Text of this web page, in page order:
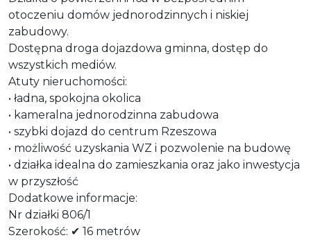
otoczeniu domów jednorodzinnych i niskiej
zabudowy.
Dostępna droga dojazdowa gminna, dostęp do
wszystkich mediów.
Atuty nieruchomości:
• ładna, spokojna okolica
• kameralna jednorodzinna zabudowa
• szybki dojazd do centrum Rzeszowa
• możliwość uzyskania WZ i pozwolenie na budowę
• działka idealna do zamieszkania oraz jako inwestycja
w przyszłość
Dodatkowe informacje:
Nr działki 806/1
Szerokość: ✔ 16 metrów